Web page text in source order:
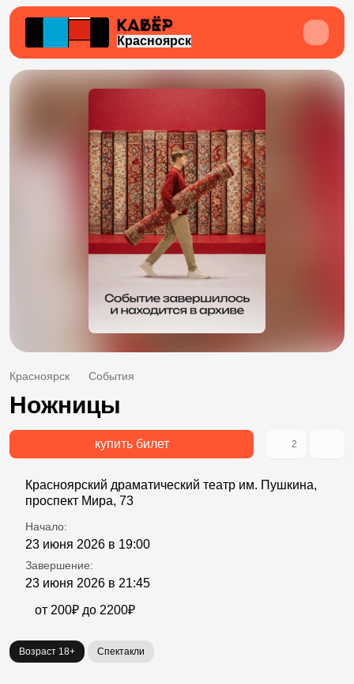
Красноярск
Красноярск События
Ножницы
купить билет 2
Красноярский драматический театр им. Пушкина,
проспект Мира, 73
Начало:
23 июня 2026 в 19:00
Завершение:
23 июня 2026 в 21:45
от 200₽ до 2200₽
Возраст 18+ Спектакли